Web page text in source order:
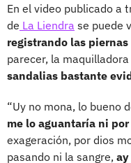
En el video publicado a
de La Liendra se puede
registrando las
parecer, la maquilladora
sandalias bastante
“Uy no mona, lo bueno
me lo aguantaría ni
exageración, por dios
pasando ni la sangre,